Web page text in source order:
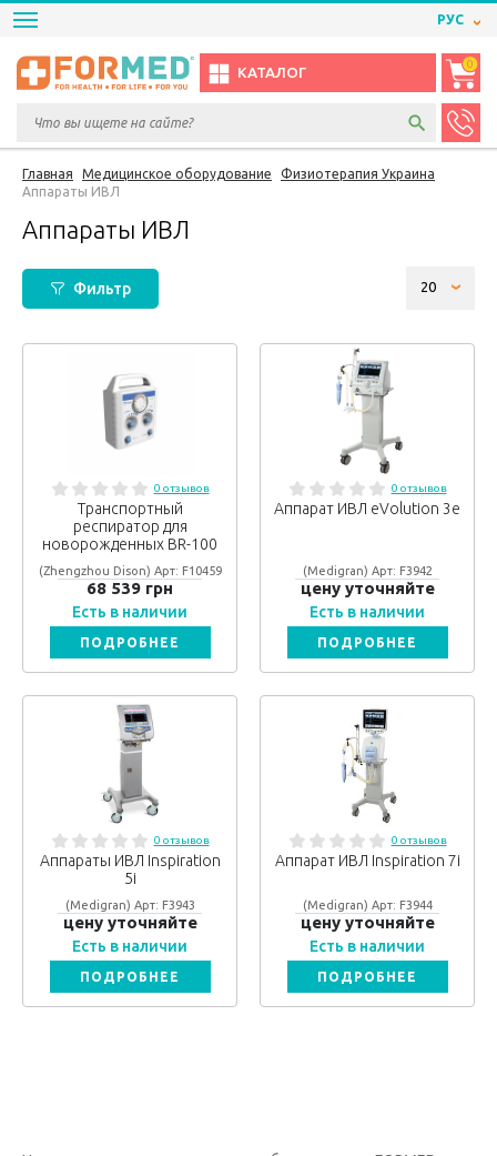
РУС
КАТАЛОГ
0
Главная Медицинское оборудование
Физиотерапия Украина
Аппараты ИВЛ
Аппараты ИВЛ
Фильтр
0 отзывов
Транспортный
респиратор для
новорожденных BR-100
(Zhengzhou Dison) Арт: F10459
68 539 грн
Есть в наличии
ПОДРОБНЕЕ
0 отзывов
Аппарат ИВЛ eVolution 3e
(Medigran) Арт: F3942
цену уточняйте
Есть в наличии
ПОДРОБНЕЕ
0 отзывов
Аппараты ИВЛ Inspiration
5i
(Medigran) Арт: F3943
цену уточняйте
Есть в наличии
ПОДРОБНЕЕ
0 отзывов
Аппарат ИВЛ Inspiration 7i
(Medigran) Арт: F3944
цену уточняйте
Есть в наличии
ПОДРОБНЕЕ